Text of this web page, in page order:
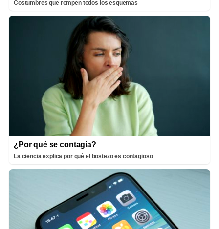
Costumbres que rompen todos los esquemas
¿Por qué se contagia?
La ciencia explica por qué el bostezo es contagioso